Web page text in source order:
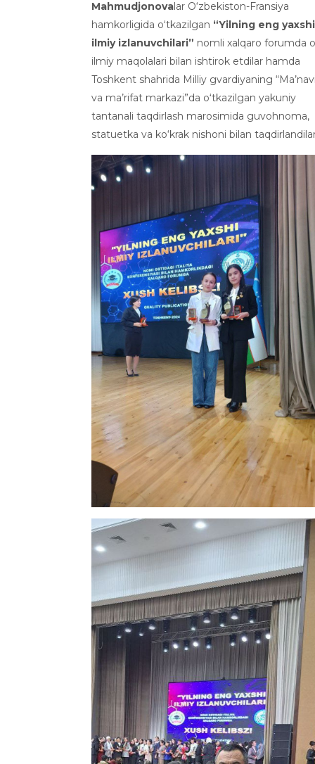
Mahmudjonovalar O‘zbekiston-Fransiya
hamkorligida o‘tkazilgan “Yilning eng yaxshi
ilmiy izlanuvchilari” nomli xalqaro forumda
ilmiy maqolalari bilan ishtirok etdilar hamda
Toshkent shahrida Milliy gvardiyaning
va ma’rifat markazi”da o‘tkazilgan yakuniy
tantanali taqdirlash marosimida guvohnoma,
statuetka va ko‘krak nishoni bilan